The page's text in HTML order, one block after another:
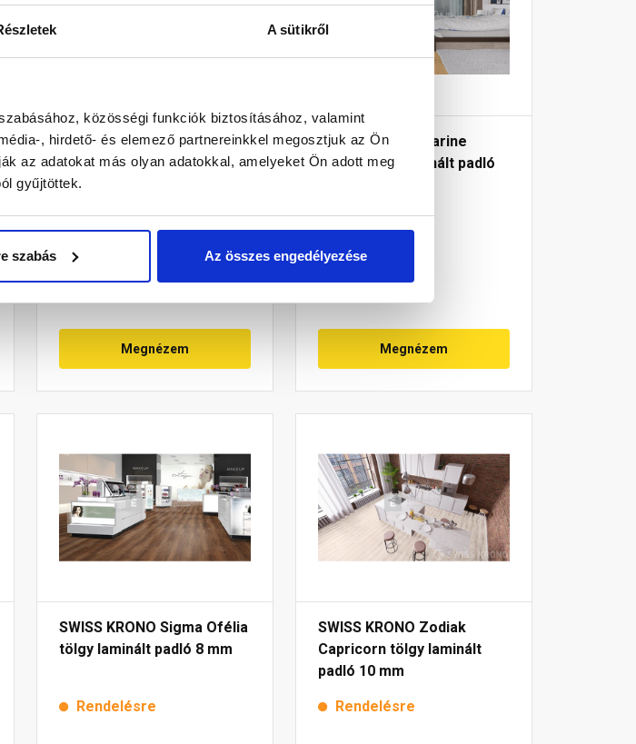
A sütikről
közösségi funkciók biztosításához, valamint
, hirdető- és elemező partnereinkkel megosztjuk az Ön
az adatokat más olyan adatokkal, amelyeket Ön adott meg
gyűjtöttek.
szabás Az összes engedélyezése
SWISS KRONO Volo Aqua
Zero Lark tölgy laminált
padló 8 mm
Rendelésre
Megnézem
SWISS KRONO Marine
Japán tölgy laminált padló
Rendelésre
Megnézem
SWISS KRONO Sigma Ofélia
tölgy laminált padló 8 mm
Rendelésre
SWISS KRONO Zodiak
Capricorn tölgy laminált
padló 10 mm
Rendelésre